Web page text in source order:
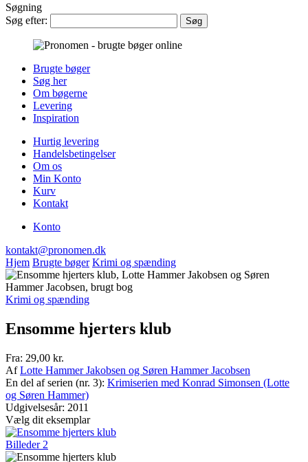
Søgning
Søg efter:
Brugte bøger
Søg her
Om bøgerne
Levering
Inspiration
Hurtig levering
Handelsbetingelser
Om os
Min Konto
Kurv
Kontakt
Konto
kontakt@pronomen.dk
Hjem Brugte bøger Krimi og spænding
Krimi og spænding
Ensomme hjerters klub
Fra: 29,00 kr.
AfLotte Hammer Jakobsen og Søren Hammer Jacobsen
En del af serien (nr. 3): Krimiserien med Konrad Simonsen (Lotte
og Søren Hammer)
Udgivelsesår: 2011
Vælg dit eksemplar
Billeder 2